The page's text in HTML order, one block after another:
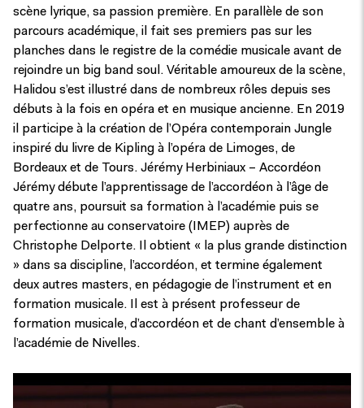
scène lyrique, sa passion première. En parallèle de son
parcours académique, il fait ses premiers pas sur les
planches dans le registre de la comédie musicale avant de
rejoindre un big band soul. Véritable amoureux de la scène,
Halidou s’est illustré dans de nombreux rôles depuis ses
débuts à la fois en opéra et en musique ancienne. En 2019
il participe à la création de l’Opéra contemporain Jungle
inspiré du livre de Kipling à l’opéra de Limoges, de
Bordeaux et de Tours. Jérémy Herbiniaux – Accordéon
Jérémy débute l’apprentissage de l’accordéon à l’âge de
quatre ans, poursuit sa formation à l’académie puis se
perfectionne au conservatoire (IMEP) auprès de
Christophe Delporte. Il obtient « la plus grande distinction
» dans sa discipline, l’accordéon, et termine également
deux autres masters, en pédagogie de l’instrument et en
formation musicale. Il est à présent professeur de
formation musicale, d’accordéon et de chant d’ensemble à
l’académie de Nivelles.